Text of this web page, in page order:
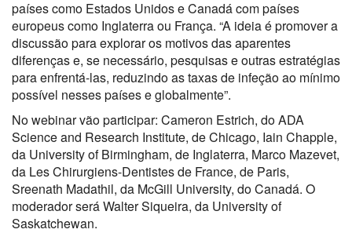
países como Estados Unidos e Canadá com países
europeus como Inglaterra ou França. “A ideia é promover a
discussão para explorar os motivos das aparentes
diferenças e, se necessário, pesquisas e outras estratégias
para enfrentá-las, reduzindo as taxas de infeção ao mínimo
possível nesses países e globalmente”.
No webinar vão participar: Cameron Estrich, do ADA
Science and Research Institute, de Chicago, Iain Chapple,
da University of Birmingham, de Inglaterra, Marco Mazevet,
da Les Chirurgiens-Dentistes de France, de Paris,
Sreenath Madathil, da McGill University, do Canadá. O
moderador será Walter Siqueira, da University of
Saskatchewan.